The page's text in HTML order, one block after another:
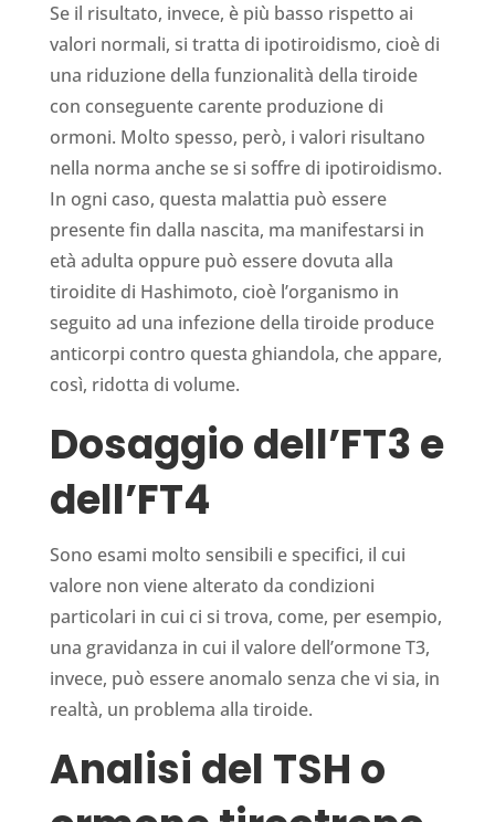
Se il risultato, invece, è più basso rispetto ai
valori normali, si tratta di ipotiroidismo, cioè di
una riduzione della funzionalità della tiroide
con conseguente carente produzione di
ormoni. Molto spesso, però, i valori risultano
nella norma anche se si soffre di ipotiroidismo.
In ogni caso, questa malattia può essere
presente fin dalla nascita, ma manifestarsi in
età adulta oppure può essere dovuta alla
tiroidite di Hashimoto, cioè l’organismo in
seguito ad una infezione della tiroide produce
anticorpi contro questa ghiandola, che appare,
così, ridotta di volume.
Dosaggio dell’FT3 e
dell’FT4
Sono esami molto sensibili e specifici, il cui
valore non viene alterato da condizioni
particolari in cui ci si trova, come, per esempio,
una gravidanza in cui il valore dell’ormone T3,
invece, può essere anomalo senza che vi sia, in
realtà, un problema alla tiroide.
Analisi del TSH o